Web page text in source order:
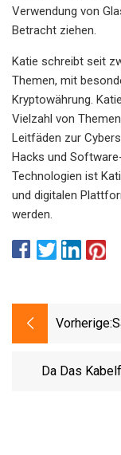
Verwendung von
Betracht ziehen.
Katie schreibt seit
Themen, mit
Kryptowährung.
Vielzahl von
Leitfäden zur
Hacks und
Technologien ist
und digitalen
werden.
Vorherige:
Da Das